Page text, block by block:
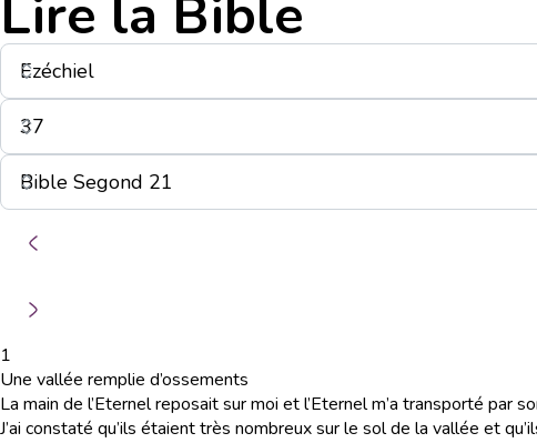
Lire la Bible
1
Une vallée remplie d’ossements
La main de l’Eternel reposait sur moi et l’Eternel m’a transporté par
J’ai constaté qu’ils étaient très nombreux sur le sol de la vallée et